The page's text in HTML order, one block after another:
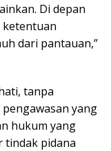
Di depan
ketentuan
dari pantauan,”
tanpa
yang
hukum yang
tindak pidana